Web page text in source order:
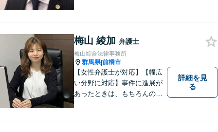
梅山 綾加 弁護士
梅山綜合法律事務所
群馬県|前橋市
【女性弁護士が対応】【幅広
い分野に対応】事件に進展が
あったときは、もちろんのこ
詳細を見
る